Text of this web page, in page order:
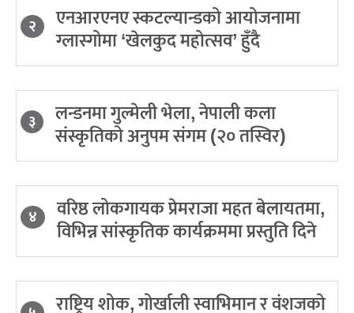
२ एनआरएनए स्कटल्यान्डको आयोजनामा
ग्लास्गोमा ‘खेलकुद महोत्सव’ हुँदै
३ लन्डनमा गुल्मेली भेला, नेपाली कला
संस्कृतिको अनुपम संगम (२० तस्विर)
४ वरिष्ठ लोकगायक प्रेमराजा महत बेलायतमा,
विभिन्न सांस्कृतिक कार्यक्रममा प्रस्तुति दिने
राष्ट्रिय शोक, गोर्खाली स्वाभिमान र वंशजको